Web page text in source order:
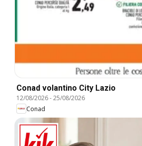
Conad volantino City Lazio
12/08/2026-25/08/2026
Conad